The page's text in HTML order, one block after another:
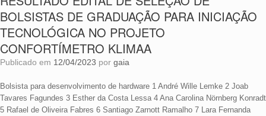
BOLSISTAS DE GRADUAÇÃO PARA INICIAÇÃO
TECNOLÓGICA NO PROJETO
CONFORTÍMETRO KLIMAA
Publicado em 12/04/2023 por gaia
Bolsista para desenvolvimento de hardware 1 André Wille Lemke 2 Joab
Tavares Fagundes 3 Esther da Costa Lessa 4 Ana Carolina Nörnberg Konradt
5 Rafael de Oliveira Fabres 6 Santiago Zarnott Ramalho 7 Lara Fernanda